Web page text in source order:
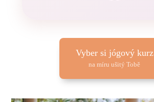
Vyber si jógový kurz
na míru ušitý Tobě